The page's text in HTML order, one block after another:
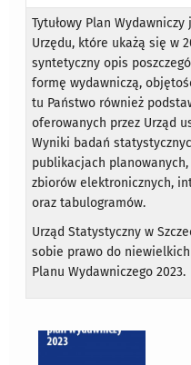
Tytułowy Plan
Urzędu, które ukażą się w
syntetyczny opis
formę wydawniczą,
tu Państwo również
oferowanych przez Urząd
Wyniki badań
publikacjach
zbiorów elektronicznych,
oraz tabulogramów.
Urząd Statystyczny w
sobie prawo do
Planu Wydawniczego 2023.